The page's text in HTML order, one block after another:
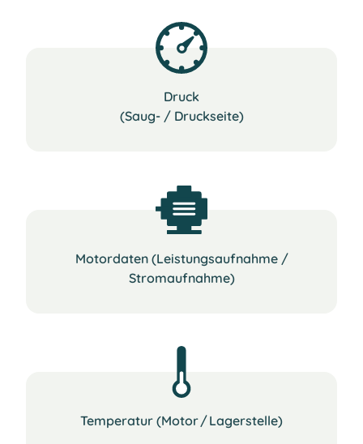
Druck
(Saug- / Druckseite)
Motordaten (Leistungsaufnahme /
Stromaufnahme)
Temperatur (Motor / Lagerstelle)